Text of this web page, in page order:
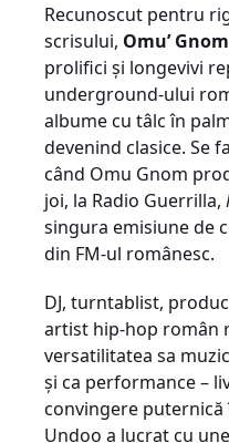
Recunoscut pentru
scrisului, Omu’ Gnom
prolifici și longevivi
underground-ului
albume cu tâlc în
devenind clasice. Se
când Omu Gnom
joi, la Radio Guerrilla,
singura emisiune de
din FM-ul românesc.
DJ, turntablist,
artist hip-hop român
versatilitatea sa
și ca performance –
convingere puternică
Undoo a lucrat cu